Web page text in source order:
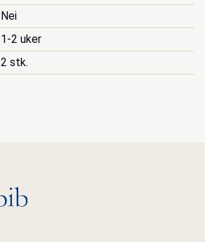
Nei
1-2 uker
2 stk.